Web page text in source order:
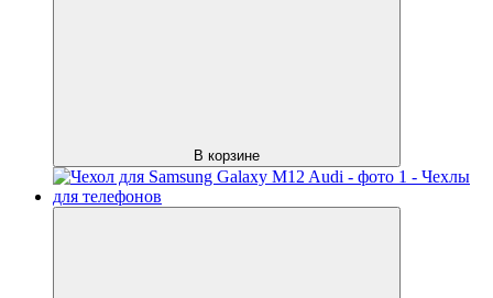
В корзине